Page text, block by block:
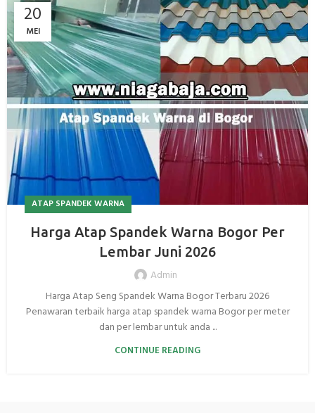
20
MEI
ATAP SPANDEK WARNA
Harga Atap Spandek Warna Bogor Per
Lembar Juni 2026
Admin
Harga Atap Seng Spandek Warna Bogor Terbaru 2026
Penawaran terbaik harga atap spandek warna Bogor per meter
dan per lembar untuk anda ...
CONTINUE READING